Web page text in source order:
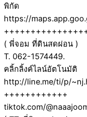
พิกัด
https://
( พี่จอม ที่ดินสดผ่อน )
T. 062-1574449.
คลิ้กลิ้งค์ไลน์อัตโนมัติ
http://line.me/ti/p/
++++++++++++
tiktok.com/